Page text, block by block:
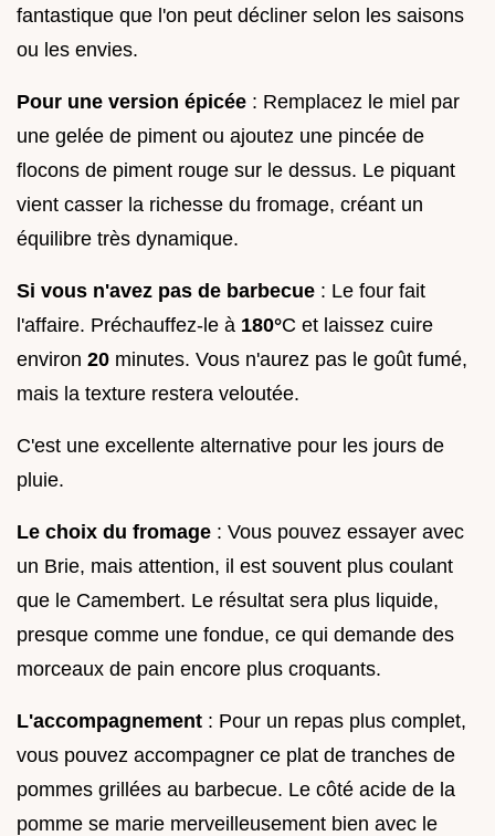
fantastique que l'on peut décliner selon les saisons
ou les envies.
Pour une version épicée : Remplacez le miel par
une gelée de piment ou ajoutez une pincée de
flocons de piment rouge sur le dessus. Le piquant
vient casser la richesse du fromage, créant un
équilibre très dynamique.
Si vous n'avez pas de barbecue : Le four fait
l'affaire. Préchauffez-le à 180°C et laissez cuire
environ 20 minutes. Vous n'aurez pas le goût fumé,
mais la texture restera veloutée.
C'est une excellente alternative pour les jours de
pluie.
Le choix du fromage : Vous pouvez essayer avec
un Brie, mais attention, il est souvent plus coulant
que le Camembert. Le résultat sera plus liquide,
presque comme une fondue, ce qui demande des
morceaux de pain encore plus croquants.
L'accompagnement : Pour un repas plus complet,
vous pouvez accompagner ce plat de tranches de
pommes grillées au barbecue. Le côté acide de la
pomme se marie merveilleusement bien avec le